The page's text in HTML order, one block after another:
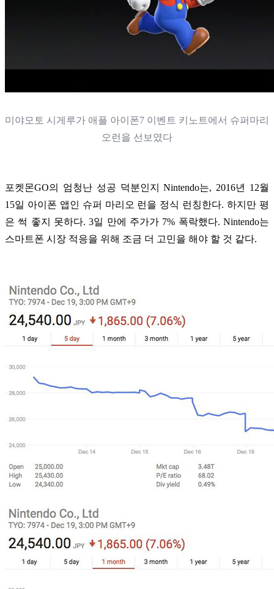
미야모토 시게루가 애플 아이폰7 이벤트 키노트에서 슈퍼마리
오런을 선보였다
포켓몬GO의 엄청난 성공 덕분인지 Nintendo는, 2016년 12월
15일 아이폰 앱인 슈퍼 마리오 런을 정식 런칭한다. 하지만 평
은 썩 좋지 못하다. 3일 만에 주가가 7% 폭락했다. Nintendo는
스마트폰 시장 적응을 위해 조금 더 고민을 해야 할 것 같다.